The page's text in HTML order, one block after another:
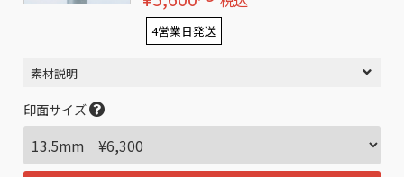
4営業日発送
素材説明
印面サイズ